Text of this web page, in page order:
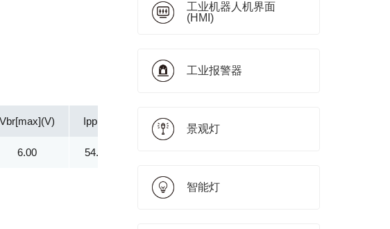
Vbr[max](V)
6.00
Ipp(A)
54.80
Vc@lpp [Max](V)
工业机器人机界面
(HMI)
工业报警器
景观灯
智能灯